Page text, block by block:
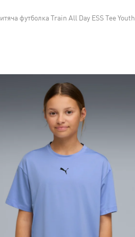
футболка Train All Day ESS Tee Youth